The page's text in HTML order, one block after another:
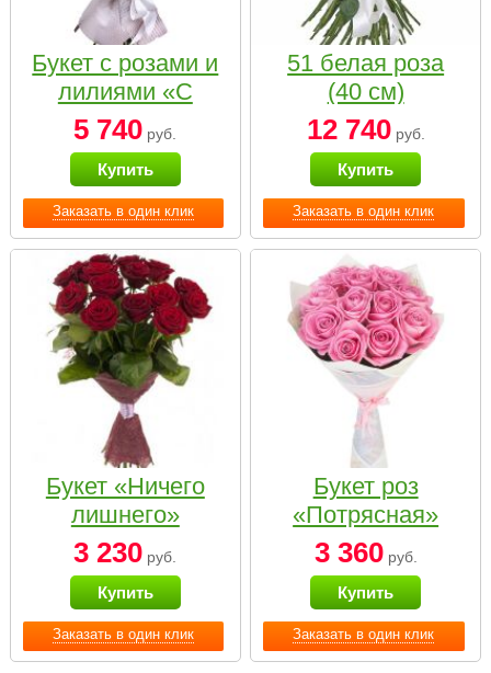
Заказать в один клик
Букет с розами и
лилиями «С
наилучшими
пожеланиями»
5 740 руб.
Купить
Заказать в один клик
51 белая роза
(40 см)
12 740руб.
Купить
Заказать в один клик
Букет «Ничего
лишнего»
3 230 руб.
Купить
Заказать в один клик
Букет роз
«Потрясная»
3 360руб.
Купить